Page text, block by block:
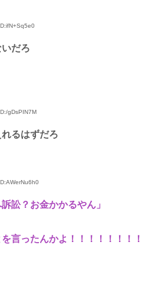
だろ
ID:/gDsPIN7M
るはずだろ
訟？お金かかるやん」
言ったんかよ！！！！！！！！